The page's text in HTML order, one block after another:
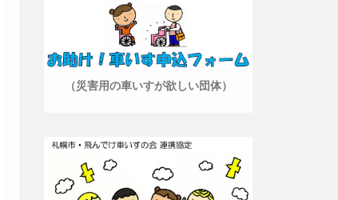
（災害用の車いすが欲しい団体）